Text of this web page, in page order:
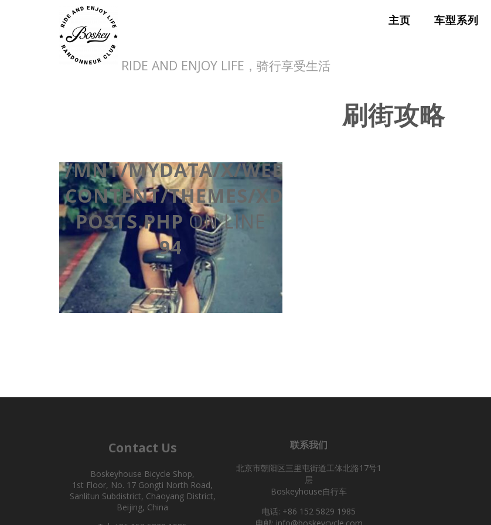
RIDE AND ENJOY LIFE，骑行享受生活
主页 车型系列
刷街攻略
裙底下的单车世界
/MNT/MYDATA/X/WEB/U_BOSKEY/WP-
CONTENT/THEMES/XD_BOSKEY/
POSTS.PHP ON LINE
94
Contact Us
Boskeyhouse Bicycle Shop,
1st Floor, No. 17 Gongti North Road,
Sanlitun Subdistrict, Chaoyang District,
Beijing, China
联系我们
北京市朝阳区三里屯街道工体北路17号1
层
Boskeyhouse自行车
电话: +86 152 5829 1985